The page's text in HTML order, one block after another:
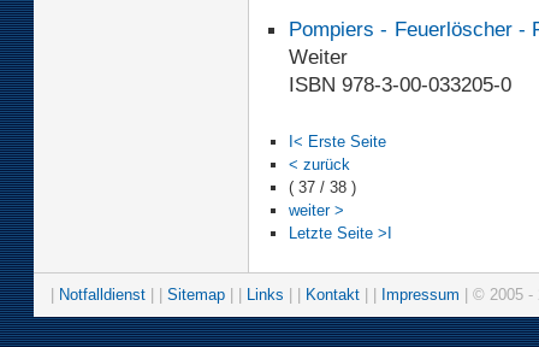
Pompiers - Feuerlöscher -
Weiter
ISBN 978-3-00-033205-0
I< Erste Seite
< zurück
( 37 / 38 )
weiter >
Letzte Seite >I
Notfalldienst Sitemap Links Kontakt Impressum | © 2005 -